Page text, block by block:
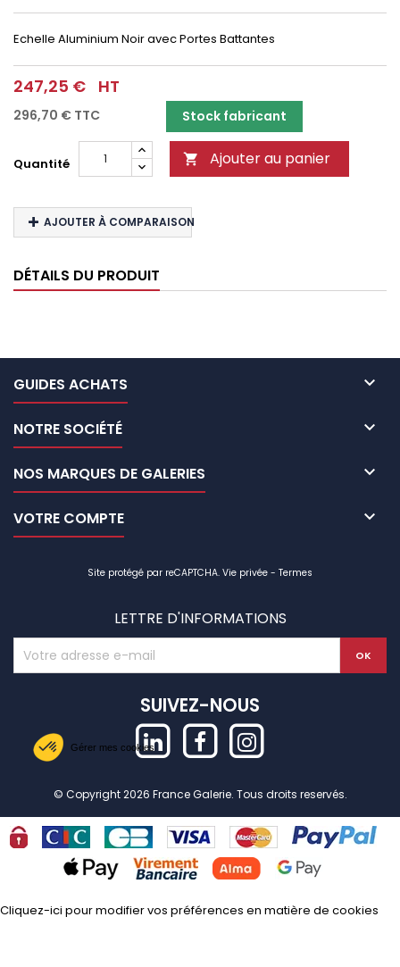
Gérer mes cookies
Echelle Aluminium Noir avec Portes Battantes
247,25 € HT
296,70 € TTC Stock fabricant
Quantité  Ajouter au panier
AJOUTER À COMPARAISON
DÉTAILS DU PRODUIT
GUIDES ACHATS 
NOTRE SOCIÉTÉ 
NOS MARQUES DE GALERIES 
VOTRE COMPTE 
Site protégé par reCAPTCHA. Vie privée - Termes
LETTRE D'INFORMATIONS
SUIVEZ-NOUS
© Copyright 2026 France Galerie. Tous droits reservés.
Cliquez-ici pour modifier vos préférences en matière de cookies